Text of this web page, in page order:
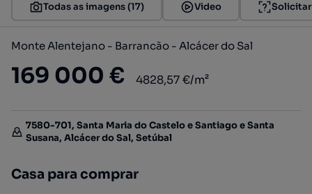
Todas as imagens (17) Video
Monte Alentejano - Barrancão - Alcácer do Sal
169 000 € 4828,57 €/m²
7580-701, Santa Maria do Castelo e Santiago e Santa
Susana, Alcácer do Sal, Setúbal
Casa para comprar